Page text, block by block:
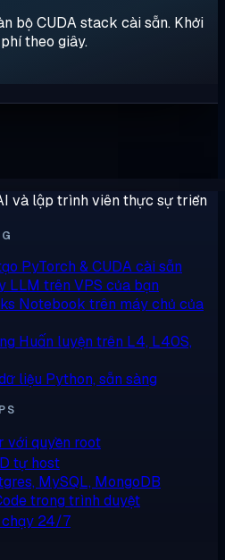
bộ CUDA stack cài sẵn. Khởi
theo giây.
và lập trình viên thực sự triển
PyTorch & CUDA cài sẵn
LLM trên VPS của bạn
Notebook trên máy chủ của
Huấn luyện trên L4, L40S,
liệu Python, sẵn sàng
với quyền root
tự host
MySQL, MongoDB
trong trình duyệt
chạy 24/7